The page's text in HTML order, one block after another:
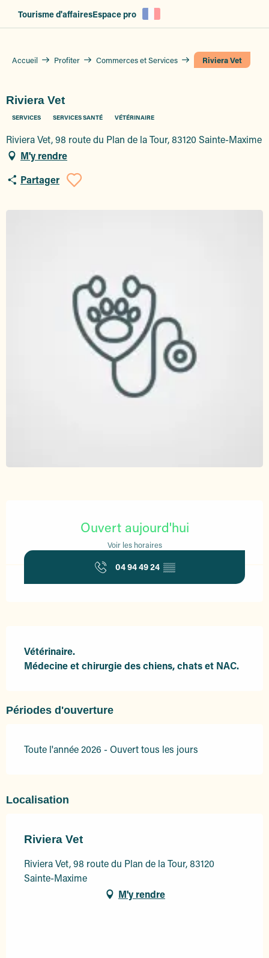
Tourisme d'affairesEspace pro
Accueil Profiter Commerces et Services Riviera Vet
Riviera Vet
SERVICES SERVICES SANTÉ VÉTÉRINAIRE
Riviera Vet, 98 route du Plan de la Tour, 83120 Sainte-Maxime
M'y rendre
Partager
Ajouter aux favoris
Ouvert aujourd'hui
Voir les horaires
04 94 49 24 ▒▒
Vétérinaire.
Médecine et chirurgie des chiens, chats et NAC.
Périodes d'ouverture
Toute l'année 2026 - Ouvert tous les jours
Localisation
Riviera Vet
Riviera Vet, 98 route du Plan de la Tour, 83120
Sainte-Maxime
M'y rendre